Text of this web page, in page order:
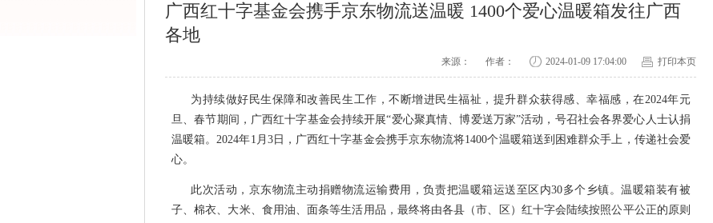
广西红十字基金会携手京东物流送温暖 1400个爱心温暖箱发往广西
各地
来源： 作者： 2024-01-09 17:04:00 打印本页
为持续做好民生保障和改善民生工作，不断增进民生福祉，提升群众获得感、幸福感，在2024年元
旦、春节期间，广西红十字基金会持续开展“爱心聚真情、博爱送万家”活动，号召社会各界爱心人士认捐
温暖箱。2024年1月3日，广西红十字基金会携手京东物流将1400个温暖箱送到困难群众手上，传递社会爱
心。
此次活动，京东物流主动捐赠物流运输费用，负责把温暖箱运送至区内30多个乡镇。温暖箱装有被
子、棉衣、大米、食用油、面条等生活用品，最终将由各县（市、区）红十字会陆续按照公平公正的原则